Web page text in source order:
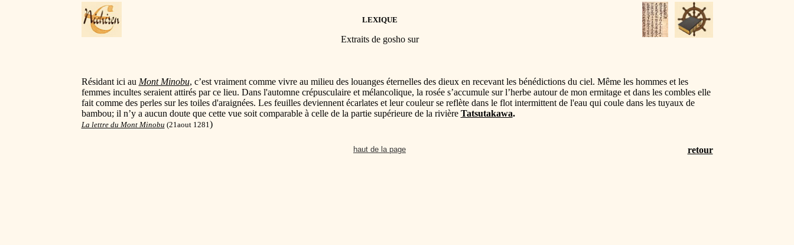
LEXIQUE
Extraits de gosho sur
Résidant ici au Mont Minobu, c’est vraiment comme vivre au milieu des louanges éternelles des dieux en recevant les bénédictions du ciel. Même les hommes et les
femmes incultes seraient attirés par ce lieu. Dans l'automne crépusculaire et mélancolique, la rosée s’accumule sur l’herbe autour de mon ermitage et dans les combles elle
fait comme des perles sur les toiles d'araignées. Les feuilles deviennent écarlates et leur couleur se reflète dans le flot intermittent de l'eau qui coule dans les tuyaux de
bambou; il n’y a aucun doute que cette vue soit comparable à celle de la partie supérieure de la rivière Tatsutakawa.
La lettre du Mont Minobu (21aout 1281)
haut de la page retour